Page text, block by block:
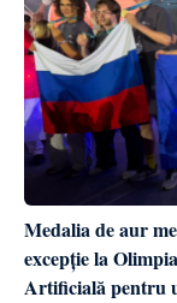
Medalia de aur
excepție la
Artificială pentru